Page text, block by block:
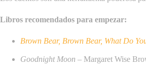
Libros recomendados para empezar:
Brown Bear, Brown Bear, What Do
Goodnight Moon – Margaret Wise